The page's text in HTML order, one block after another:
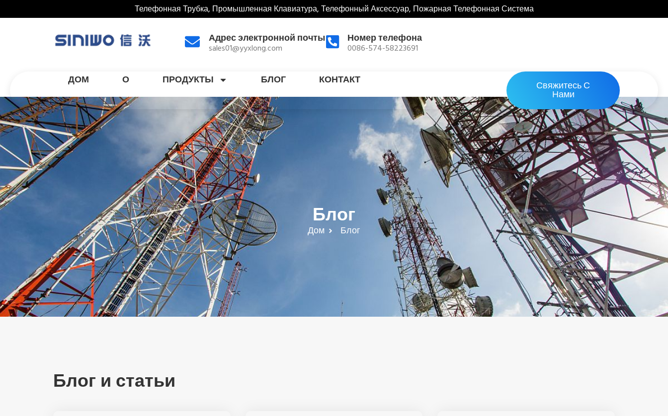
Телефонная Трубка, Промышленная Клавиатура, Телефонный Аксессуар, Пожарная Телефонная Система
Адрес электронной почты
sales01@yyxlong.com
Номер телефона
0086-574-58223691
ДОМ О ПРОДУКТЫ БЛОГ КОНТАКТ Свяжитесь С
Нами
Блог
Дом Блог
Блог и статьи